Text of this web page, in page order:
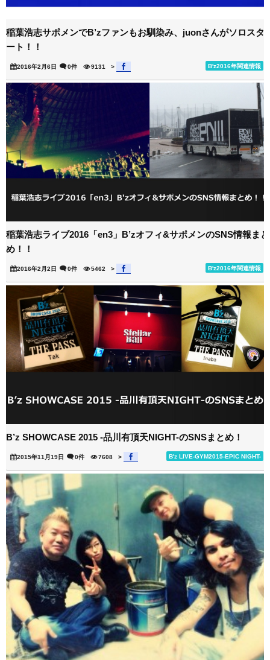
稲葉浩志サポメンでB’zファンもお馴染み、juonさんがソロスタ
ート！！
2016年2月6日 B'z2016年関連情報
0件 9131 >
稲葉浩志ライブ2016「en3」B’zオフィ&サポメンのSNS情報まと
め！！
2016年2月2日 B'z2016年関連情報
0件 5462 >
B’z SHOWCASE 2015 -品川有頂天NIGHT-のSNSまとめ！
2015年11月19日 B'z LIVE-GYM2015-EPIC NIGHT-
0件 7608 >